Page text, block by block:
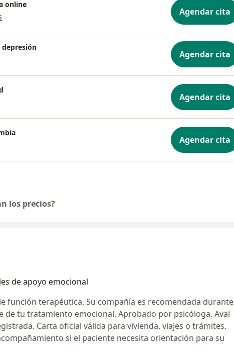
online
Agendar cita
Agendar cita
Agendar cita
Agendar cita
los precios?
de apoyo emocional
función terapéutica. Su compañía es recomendada durante
de tu tratamiento emocional. Aprobado por psicóloga. Aval
Carta oficial válida para vivienda, viajes o trámites.
si el paciente necesita orientación para su